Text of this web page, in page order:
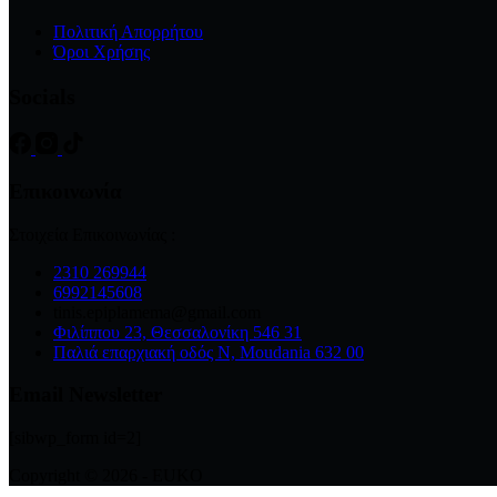
Πολιτική Απορρήτου
Όροι Χρήσης
2310 269944
6992145608
Φιλίππου 23, Θεσσαλονίκη 546 31
Παλιά επαρχιακή οδός Ν, Moudania 632 00